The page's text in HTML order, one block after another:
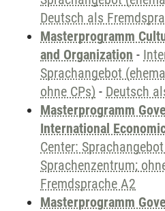
Deutsch als
Masterprogramm
and Organization -
Sprachangebot
ohne CPs) - Deutsch
Masterprogramm
International
Center:
Sprachenzentrum;
Fremdsprache A2
Masterprogramm